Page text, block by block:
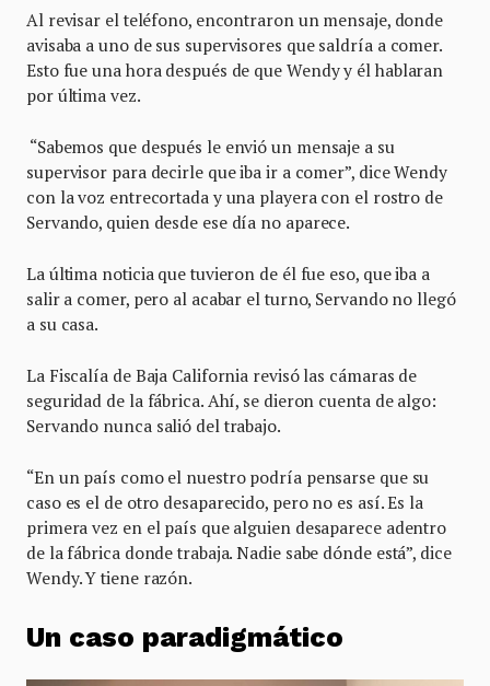
Al revisar el teléfono, encontraron un mensaje, donde
avisaba a uno de sus supervisores que saldría a comer.
Esto fue una hora después de que Wendy y él hablaran
por última vez.
“Sabemos que después le envió un mensaje a su
supervisor para decirle que iba ir a comer”, dice Wendy
con la voz entrecortada y una playera con el rostro de
Servando, quien desde ese día no aparece.
La última noticia que tuvieron de él fue eso, que iba a
salir a comer, pero al acabar el turno, Servando no llegó
a su casa.
La Fiscalía de Baja California revisó las cámaras de
seguridad de la fábrica. Ahí, se dieron cuenta de algo:
Servando nunca salió del trabajo.
“En un país como el nuestro podría pensarse que su
caso es el de otro desaparecido, pero no es así. Es la
primera vez en el país que alguien desaparece adentro
de la fábrica donde trabaja. Nadie sabe dónde está”, dice
Wendy. Y tiene razón.
Un caso paradigmático